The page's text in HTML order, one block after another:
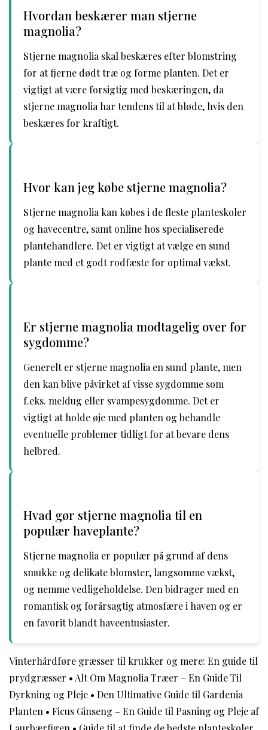
Hvordan beskærer man stjerne
magnolia?
Stjerne magnolia skal beskæres efter blomstring
for at fjerne dødt træ og forme planten. Det er
vigtigt at være forsigtig med beskæringen, da
stjerne magnolia har tendens til at bløde, hvis den
beskæres for kraftigt.
Hvor kan jeg købe stjerne magnolia?
Stjerne magnolia kan købes i de fleste planteskoler
og havecentre, samt online hos specialiserede
plantehandlere. Det er vigtigt at vælge en sund
plante med et godt rodfæste for optimal vækst.
Er stjerne magnolia modtagelig over for
sygdomme?
Generelt er stjerne magnolia en sund plante, men
den kan blive påvirket af visse sygdomme som
f.eks. meldug eller svampesygdomme. Det er
vigtigt at holde øje med planten og behandle
eventuelle problemer tidligt for at bevare dens
helbred.
Hvad gør stjerne magnolia til en
populær haveplante?
Stjerne magnolia er populær på grund af dens
smukke og delikate blomster, langsomme vækst,
og nemme vedligeholdelse. Den bidrager med en
romantisk og forårsagtig atmosfære i haven og er
en favorit blandt haveentusiaster.
Vinterhårdføre græsser til krukker og mere: En guide til
prydgræsser • Alt Om Magnolia Træer – En Guide Til
Dyrkning og Pleje • Den Ultimative Guide til Gardenia
Planten • Ficus Ginseng – En Guide til Pasning og Pleje af